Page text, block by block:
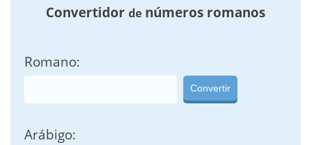
Convertidor de números romanos
Romano:
Convertir
Arábigo: